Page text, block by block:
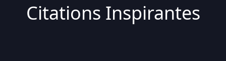
Citations Inspirantes